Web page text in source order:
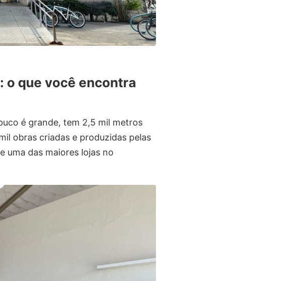
o que você encontra
é grande, tem 2,5 mil metros
obras criadas e produzidas pelas
uma das maiores lojas no